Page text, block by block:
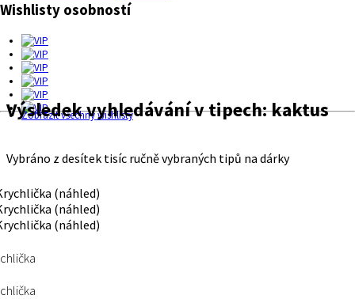
Wishlisty osobností
Zobrazit všechny wishlisty
Výsledek vyhledávání v tipech:kaktus
Vybráno z desítek tisíc ručně vybraných tipů na dárky